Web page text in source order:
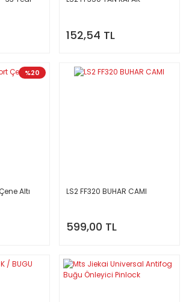
152,54 TL
%20
Altı LS2 FF320 BUHAR CAMI
599,00 TL